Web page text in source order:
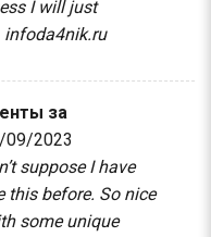
I will just
infoda4nik.ru
за
09/2023
suppose I have
this before. So nice
some unique